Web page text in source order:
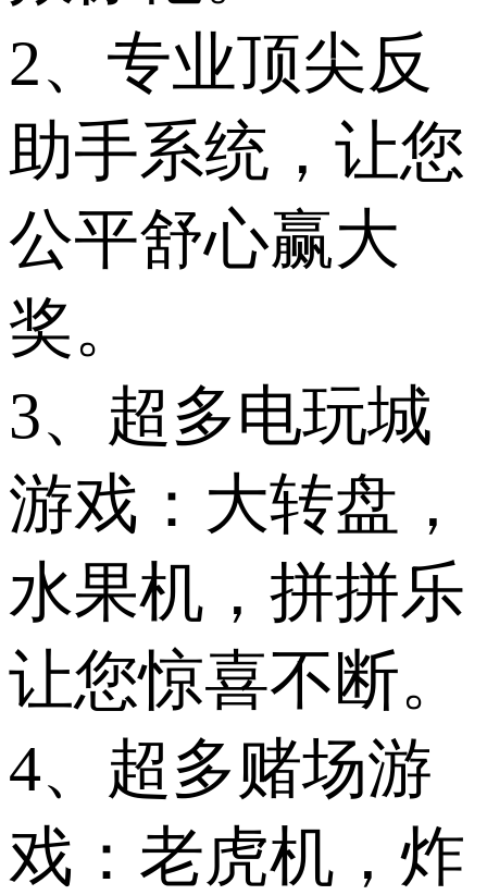
2、专业顶尖反
助手系统，让您
公平舒心赢大
奖。
3、超多电玩城
游戏：大转盘，
水果机，拼拼乐
让您惊喜不断。
4、超多赌场游
戏：老虎机，炸